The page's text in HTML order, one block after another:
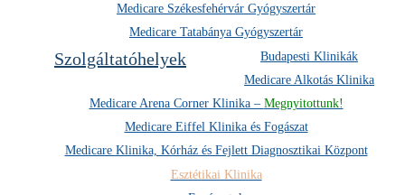
Medicare Székesfehérvár Gyógyszertár
Medicare Tatabánya Gyógyszertár
Szolgáltatóhelyek
Budapesti Klinikák
Medicare Alkotás Klinika
Medicare Arena Corner Klinika – Megnyitottunk!
Medicare Eiffel Klinika és Fogászat
Medicare Klinika, Kórház és Fejlett Diagnosztikai Központ
Esztétikai Klinika